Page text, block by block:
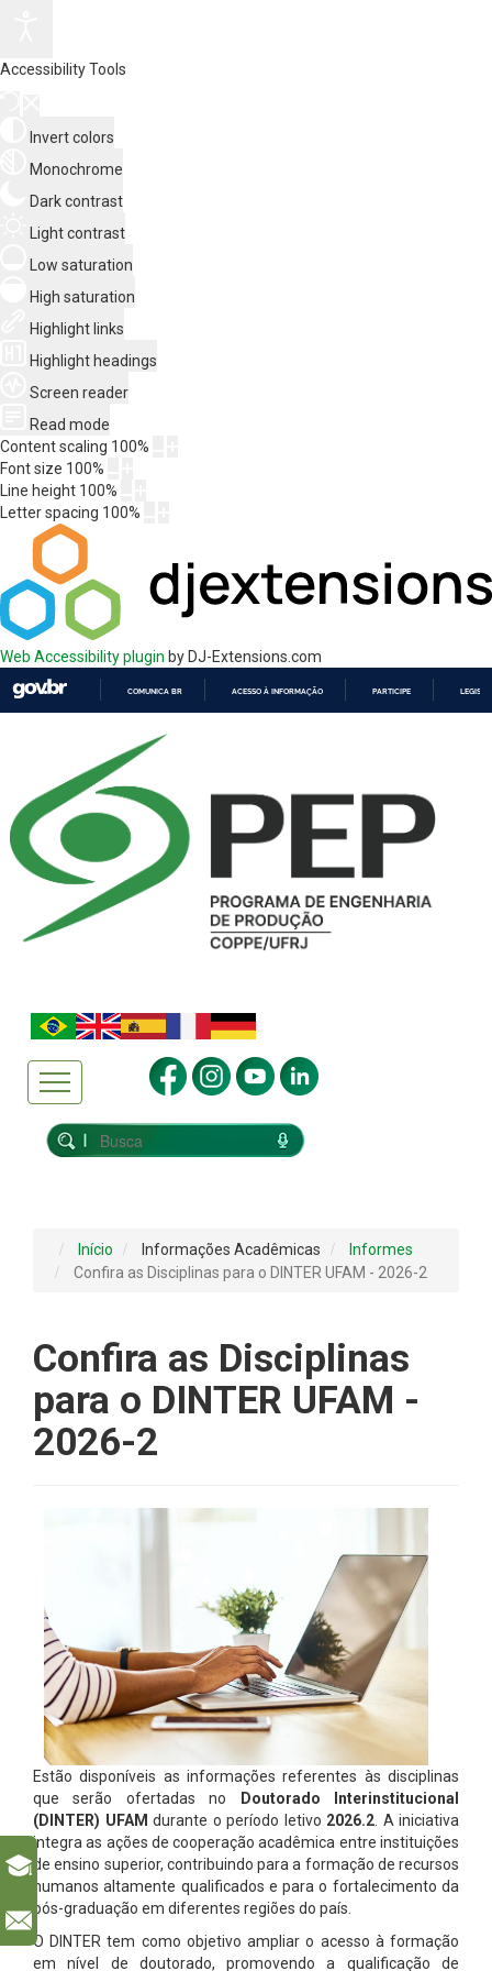
Accessibility Tools
Invert colors
Monochrome
Dark contrast
Light contrast
Low saturation
High saturation
Highlight links
Highlight headings
Screen reader
Read mode
Content scaling 100%
Font size 100%
Line height 100%
Letter spacing 100%
Web Accessibility plugin by DJ-Extensions.com
COMUNICA BR ACESSO À INFORMAÇÃO PARTICIPE
Início Informações Acadêmicas
Informes
Confira as Disciplinas para o DINTER UFAM - 2026-2
Confira as Disciplinas
para o DINTER UFAM -
2026-2
Estão disponíveis as informações referentes às disciplinas
que serão ofertadas no
Doutorado Interinstitucional
(DINTER) UFAM durante o período letivo 2026.2. A iniciativa
integra as ações de cooperação acadêmica entre instituições
de ensino superior, contribuindo para a formação de recursos
humanos altamente qualificados e para o fortalecimento da
pós-graduação em diferentes regiões do país.
O DINTER tem como objetivo ampliar o acesso à formação
em nível de doutorado, promovendo a qualificação de